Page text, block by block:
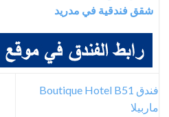
شقق فندقية في مدريد
فندق Boutique Hotel B51
ماربيلا